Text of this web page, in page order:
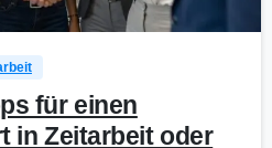
für einen
in Zeitarbeit oder